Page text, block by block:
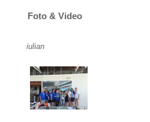
Foto & Video
iulian